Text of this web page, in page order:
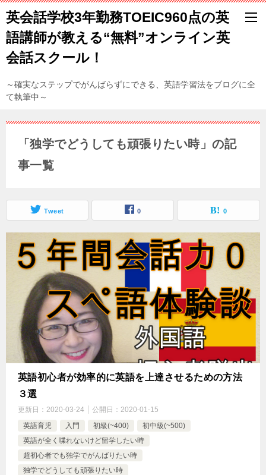
英会話学校3年勤務TOEIC960点の英
語講師が教える“無料”オンライン英
会話スクール！
～確実なステップでがんばらずにできる、英語学習法をブログに全
て執筆中～
「独学でどうしても頑張りたい時」の記
事一覧
Tweet 0 0
英語初心者が効率的に英語を上達させるための方法
３選
更新日： 2020-03-24 公開日： 2020-01-15
英語育児
入門 初級(~400)
初中級(~500)
英語が全く喋れないけど留学したい時
超初心者でも独学でがんばりたい時
独学でどうしても頑張りたい時